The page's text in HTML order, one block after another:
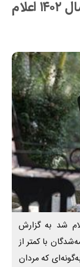
برای شیوه جدید بازنشستگی در سال ۱۴۰۲ اعلام
بازنشستگی در سال ۱۴۰۲ اعلام شد به گزارش
با کمتر از
که مردان